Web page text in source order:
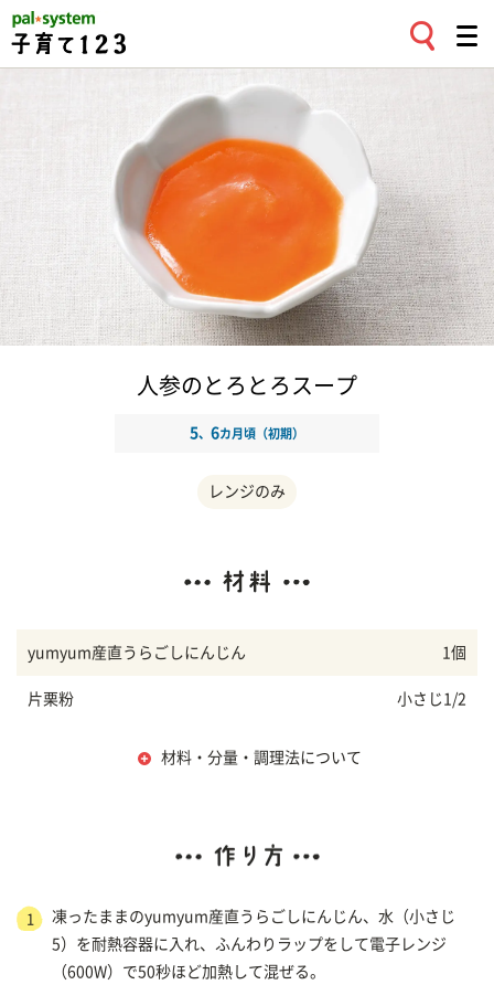
人参のとろとろスープ
5、 6カ月頃（初期）
レンジのみ
yumyum産直うらごしにんじん 1個
片栗粉 小さじ1/2
材料・分量・調理法について
1
凍ったままのyumyum産直うらごしにんじん、水（小さじ
5）を耐熱容器に入れ、ふんわりラップをして電子レンジ
（600W）で50秒ほど加熱して混ぜる。